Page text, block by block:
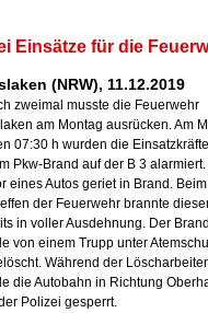
Einsätze für die
(NRW), 11.12.2019
zweimal musste die Feuerwehr
am Montag ausrücken. Am
07:30 h wurden die
Pkw-Brand auf der B 3
eines Autos geriet in Brand. Beim
der Feuerwehr brannte
in voller Ausdehnung. Der
von einem Trupp unter
Während der
die Autobahn in Richtung
Polizei gesperrt.